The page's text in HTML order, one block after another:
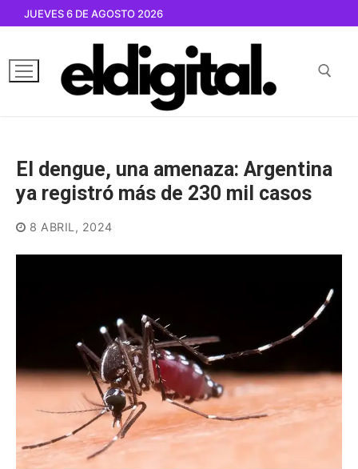
contenido
JUEVES 6 DE AGOSTO 2026
El dengue, una amenaza: Argentina
ya registró más de 230 mil casos
8 ABRIL, 2024